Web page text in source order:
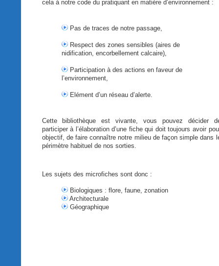
cela à notrecode du pratiquanten matière d’environnement:
Pas de traces de notrepassage,
Respect des zones sensibles (aires de
nidification, encorbellement calcaire),
Participation àdes actions en faveurde
l’environnement,
Elément d’un réseau d’alerte.
Cette bibliothèque est vivante, vous pouvez décider
participer à l’élaboration d’une fiche qui doit toujours avoir
objectif, de faireconnaître notre milieu de façonsimpledans
périmètre habituel de nos sorties.
Les sujets des microfiches sont donc :
Biologiques : flore, faune, zonation
Architecturale
Géographique